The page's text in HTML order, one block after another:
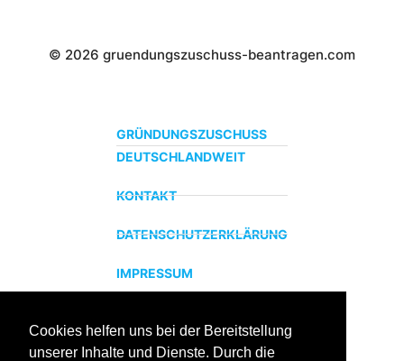
Cookies helfen uns bei der Bereitstellung
unserer Inhalte und Dienste. Durch die
© 2026 gruendungszuschuss-beantragen.com
GRÜNDUNGSZUSCHUSS
DEUTSCHLANDWEIT
KONTAKT
DATENSCHUTZERKLÄRUNG
IMPRESSUM
ZERTIFIZIERTER BILDUNGSTRÄGER